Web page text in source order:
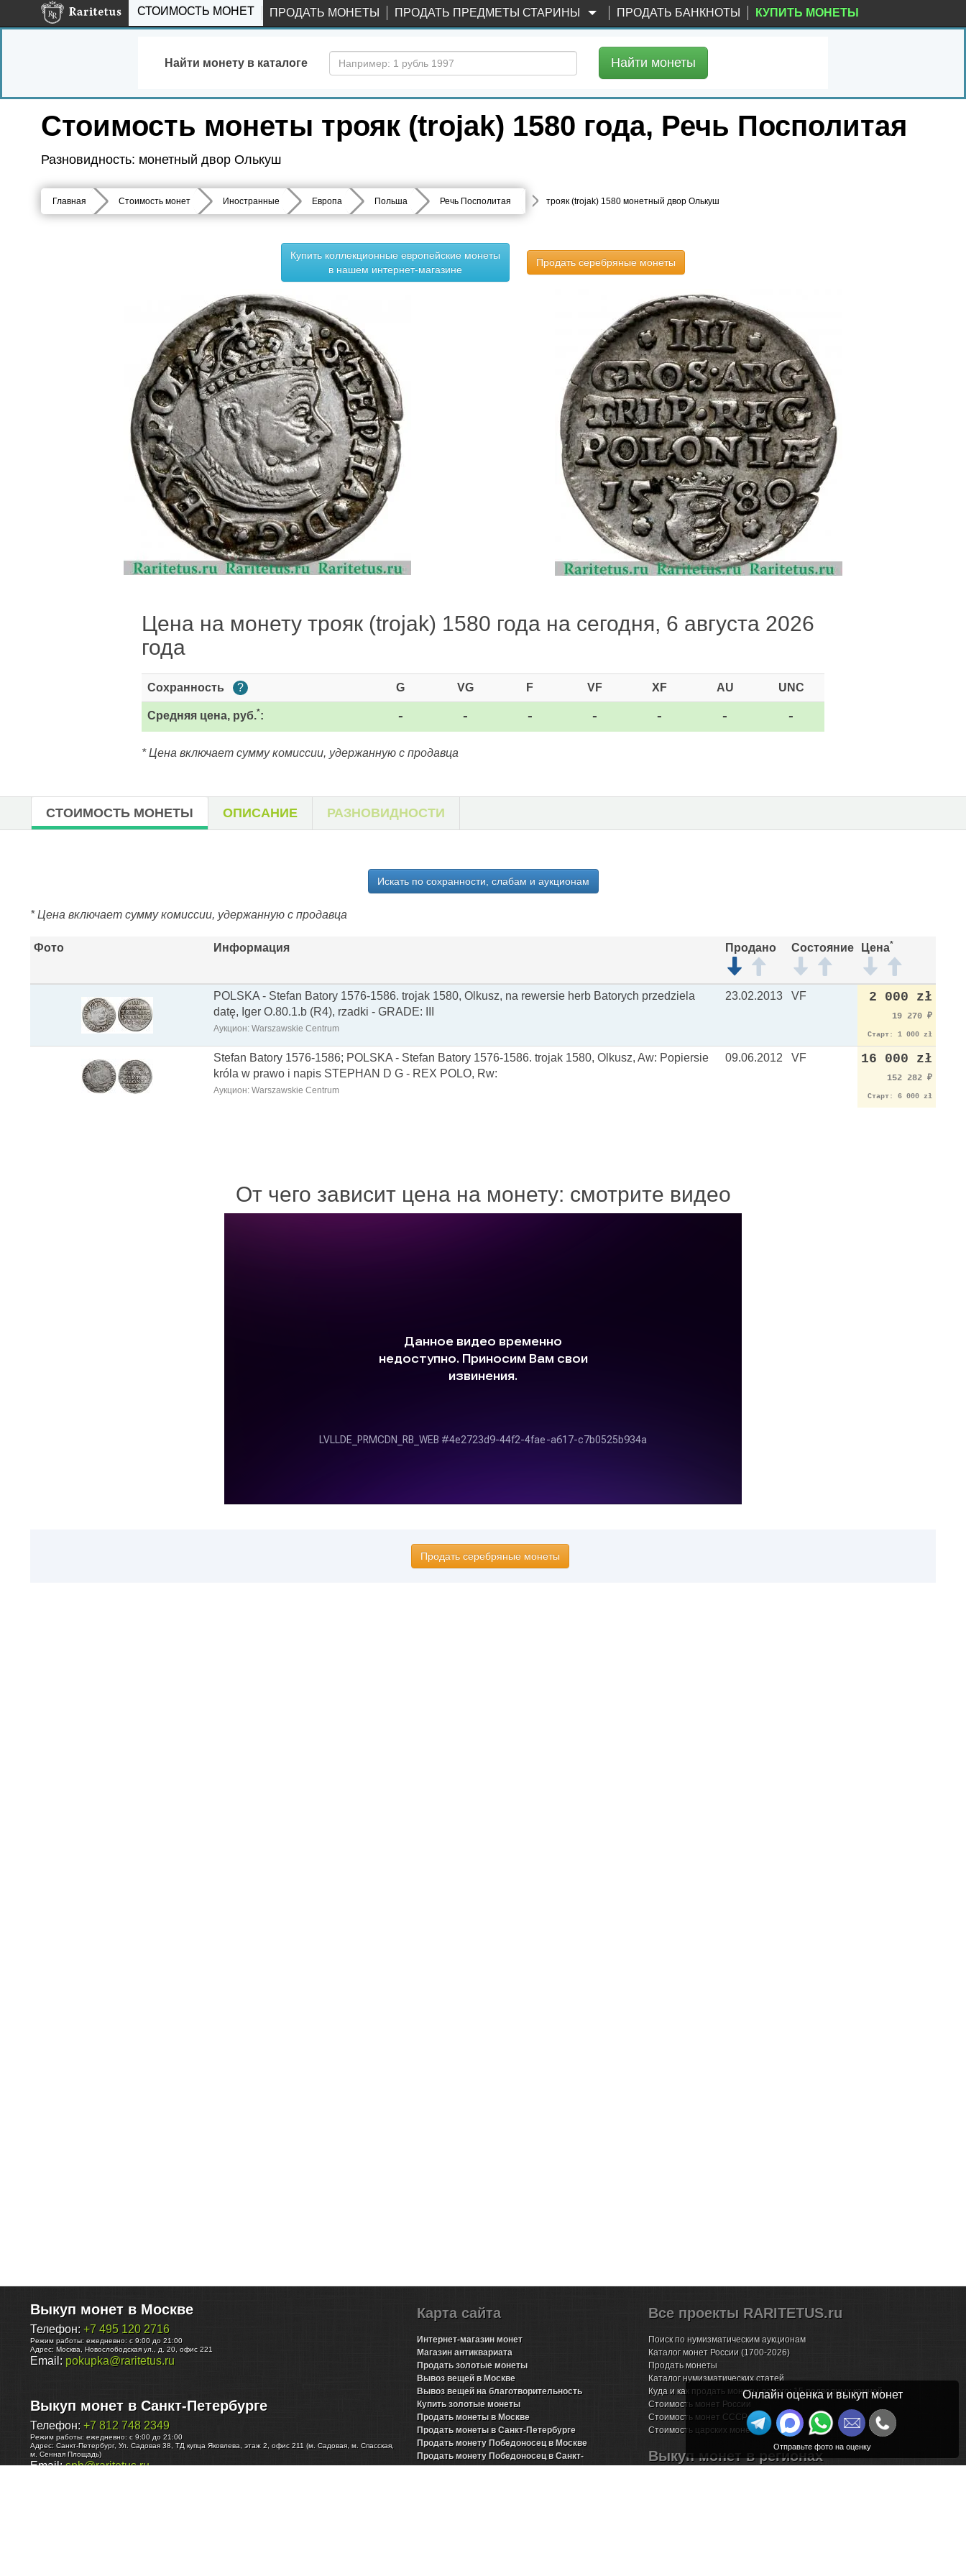
СТОИМОСТЬ МОНЕТ ПРОДАТЬ МОНЕТЫ ПРОДАТЬ ПРЕДМЕТЫ СТАРИНЫ ПРОДАТЬ БАНКНОТЫ КУПИТЬ МОНЕТЫ
Найти монету в каталоге Найти монеты
Стоимость монеты трояк (trojak) 1580 года, Речь Посполитая
Разновидность: монетный двор Олькуш
Главная Стоимость монет Иностранные Европа Польша Речь Посполитая трояк (trojak) 1580 монетный двор Олькуш
Купить коллекционные европейские монеты
в нашем интернет-магазине
Продать серебряные монеты
Цена на монету трояк (trojak) 1580 года на сегодня, 6 августа 2026
года
Сохранность ? G VG F VF XF AU UNC
Средняя цена, руб.*: - - - - - - -
* Цена включает сумму комиссии, удержанную с продавца
СТОИМОСТЬ МОНЕТЫ ОПИСАНИЕ РАЗНОВИДНОСТИ
Искать по сохранности, слабам и аукционам
* Цена включает сумму комиссии, удержанную с продавца
Фото Информация Продано Состояние Цена*
POLSKA - Stefan Batory 1576-1586. trojak 1580, Olkusz, na rewersie herb Batorych przedziela
datę, Iger O.80.1.b (R4), rzadki - GRADE: III
Аукцион: Warszawskie Centrum
23.02.2013 VF 2 000 zł
19 270 ₽
Старт: 1 000 zł
Stefan Batory 1576-1586; POLSKA - Stefan Batory 1576-1586. trojak 1580, Olkusz, Aw: Popiersie
króla w prawo i napis STEPHAN D G - REX POLO, Rw:
Аукцион: Warszawskie Centrum
09.06.2012 VF 16 000 zł
152 282 ₽
Старт: 6 000 zł
От чего зависит цена на монету: смотрите видео
Продать серебряные монеты
Выкуп монет в Москве
Телефон: +7 495 120 2716
Режим работы: ежедневно: с 9:00 до 21:00
Адрес: Москва Новослободская ул., д. 20, офис 221
Email: pokupka@raritetus.ru
Выкуп монет в Санкт-Петербурге
Телефон: +7 812 748 2349
Режим работы: ежедневно: с 9:00 до 21:00
Адрес: Санкт-Петербург, Ул. Садовая 38, ТД купца Яковлева, этаж 2, офис 211 (м. Садовая, м. Спасская,
м. Сенная Площадь)
Email:spb@raritetus.ru
Карта сайта
Интернет-магазин монет
Магазин антиквариата
Продать золотые монеты
Вывоз вещей в Москве
Вывоз вещей на благотворительность
Купить золотые монеты
Продать монеты в Москве
Продать монеты в Санкт-Петербурге
Продать монету Победоносец в Москве
Продать монету Победоносец в Санкт-
Все проекты RARITETUS.ru
Поиск по нумизматическим аукционам
Каталог монет России (1700-2026)
Продать монеты
Каталог нумизматических статей
Куда и как продать монеты дорого: 15 подводных камней
Стоимость монет России
Стоимость монет СССР
Стоимость царских монет
Выкуп монет в регионах
Онлайн оценка и выкуп монет